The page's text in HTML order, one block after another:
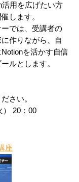
用を広げたい方
します。
では、受講者の
作りながら、自
を活かす自信
ルとします。
さい。
） 20：00
座